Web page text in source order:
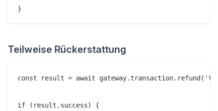
Teilweise Rückerstattung
const result = await
if (result.success) {